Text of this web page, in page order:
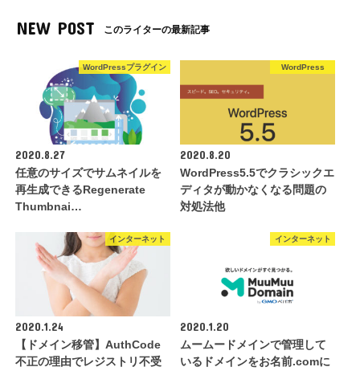
NEW POST このライターの最新記事
WordPressプラグイン
2020.8.27
任意のサイズでサムネイルを
再生成できるRegenerate
Thumbnai…
WordPress
2020.8.20
WordPress5.5でクラシックエ
ディタが動かなくなる問題の
対処法他
インターネット
2020.1.24
【ドメイン移管】AuthCode
不正の理由でレジストリ不受
インターネット
2020.1.20
ムームードメインで管理して
いるドメインをお名前.comに